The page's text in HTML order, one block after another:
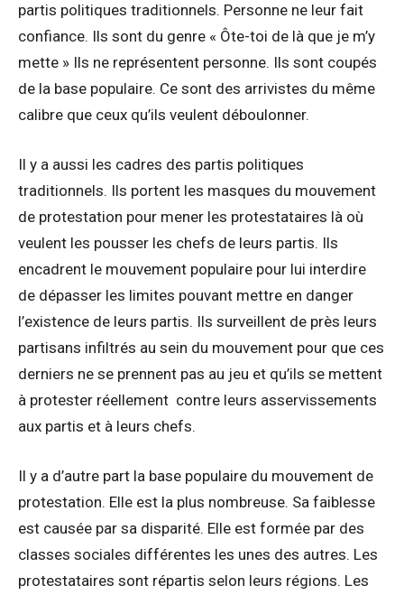
partis politiques traditionnels. Personne ne leur fait
confiance. Ils sont du genre « Ôte-toi de là que je m’y
mette » Ils ne représentent personne. Ils sont coupés
de la base populaire. Ce sont des arrivistes du même
calibre que ceux qu’ils veulent déboulonner.
Il y a aussi les cadres des partis politiques
traditionnels. Ils portent les masques du mouvement
de protestation pour mener les protestataires là où
veulent les pousser les chefs de leurs partis. Ils
encadrent le mouvement populaire pour lui interdire
de dépasser les limites pouvant mettre en danger
l’existence de leurs partis. Ils surveillent de près leurs
partisans infiltrés au sein du mouvement pour que ces
derniers ne se prennent pas au jeu et qu’ils se mettent
à protester réellement contre leurs asservissements
aux partis et à leurs chefs.
Il y a d’autre part la base populaire du mouvement de
protestation. Elle est la plus nombreuse. Sa faiblesse
est causée par sa disparité. Elle est formée par des
classes sociales différentes les unes des autres. Les
protestataires sont répartis selon leurs régions. Les